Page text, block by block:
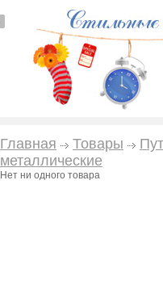
Главная Товары
металлические
Нет ни одного товара